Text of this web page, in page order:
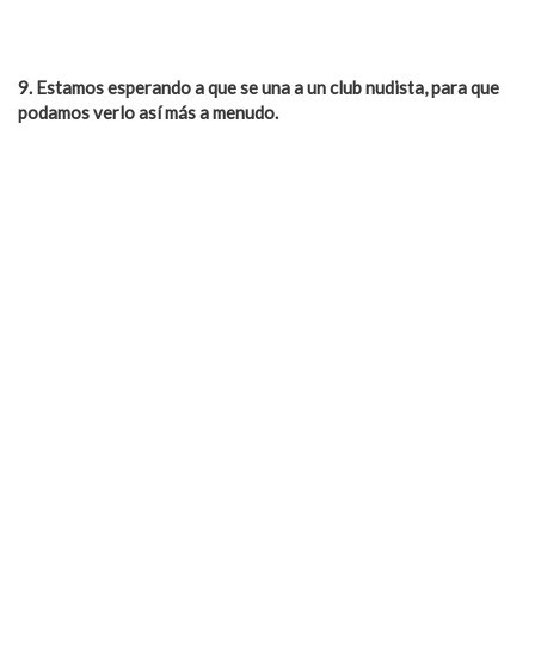
9. Estamos esperando a que se una a un club nudista, para que
podamos verlo así más a menudo.